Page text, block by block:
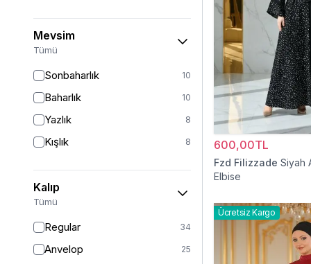
Mevsim
Tümü
Sonbaharlık 10
Baharlık 10
Yazlık 8
Kışlık 8
Kalıp
Tümü
Regular 34
Anvelop 25
600,00TL
Fzd Filizzade Siyah
Elbise
Ücretsiz Kargo